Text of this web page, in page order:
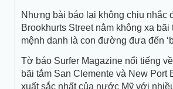
Nhưng bài báo lại không chịu nhắc
Brookhurts Street nằm không xa
mệnh danh là con đường đưa đến
Tờ báo Surfer Magazine nổi tiếng
bãi tắm San Clemente và New Port
xuất sắc nhất của nước Mỹ với